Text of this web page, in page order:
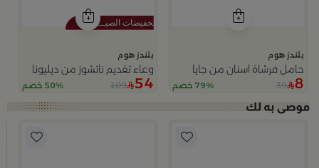
بلندز هوم
حامل فرشاة اسنان من جايا
8
39 79% خصم
بلندز هوم
وعاء تقديم ناتشوز من ديليونا
54
109 50% خصم